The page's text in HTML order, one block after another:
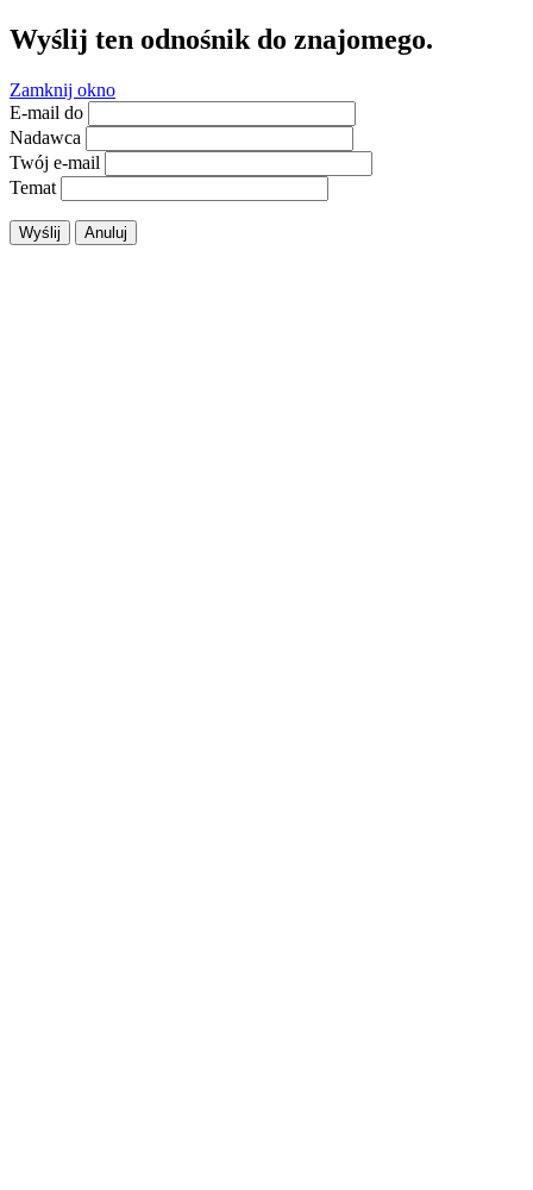
Wyślij ten odnośnik do znajomego.
Zamknij okno
E-mail do
Nadawca
Twój e-mail
Temat
Wyślij Anuluj